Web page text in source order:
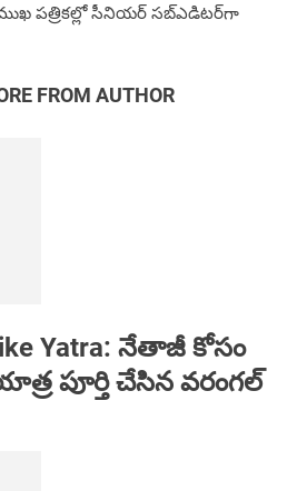
ప‌త్రిక‌ల్లో సీనియ‌ర్‌ స‌బ్ఎడిట‌ర్‌గా
FROM AUTHOR
Yatra: నేతాజీ కోసం
పూర్తి చేసిన వరంగల్